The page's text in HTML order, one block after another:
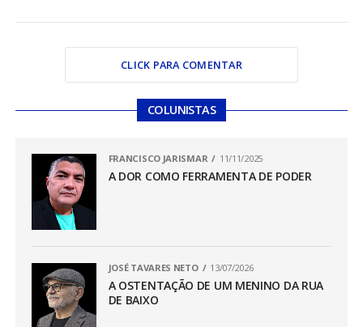
CLICK PARA COMENTAR
COLUNISTAS
FRANCISCO JARISMAR 11/11/2025
A DOR COMO FERRAMENTA DE PODER
JOSÉ TAVARES NETO 13/07/2026
A OSTENTAÇÃO DE UM MENINO DA RUA
DE BAIXO